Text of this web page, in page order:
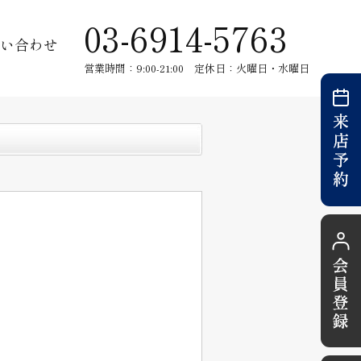
合わせ 03-6914-5763
営業時間：9:00-21:00 定休日：火曜日・水曜日